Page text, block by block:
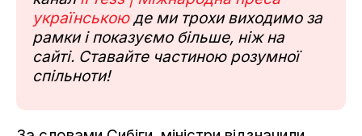
українськоюде ми трохи виходимо за
рамки і показуємо більше, ніж на
сайті. Ставайте частиною розумної
спільноти!